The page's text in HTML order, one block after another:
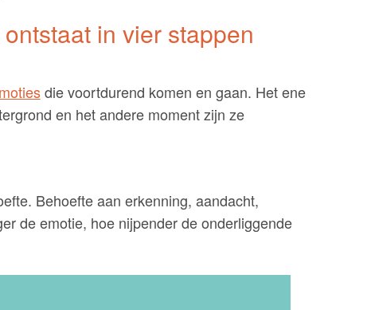
in vier stappen
die voortdurend komen en gaan. Het ene
en het andere moment zijn ze
Behoefte aan erkenning, aandacht,
de emotie, hoe nijpender de onderliggende